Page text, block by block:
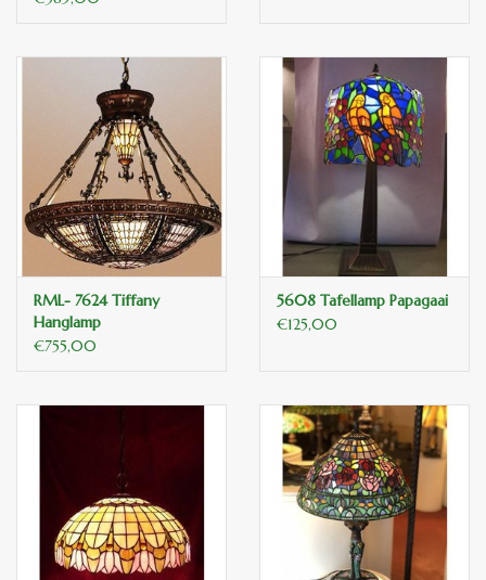
Winkel decoratie
RML- 7624 Tiffany
Hanglamp
€755,00
5608 Tafellamp Papagaai
€125,00